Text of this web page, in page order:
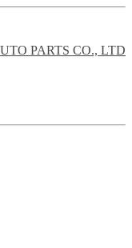
PARTS CO., LTD